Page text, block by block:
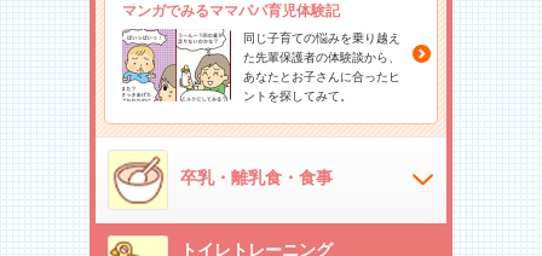
マンガでみるママパパ育児体験記
同じ子育ての悩みを乗り越え
た先輩保護者の体験談から、
あなたとお子さんに合ったヒ
ントを探してみて。
卒乳・離乳食・食事
トイレトレーニング